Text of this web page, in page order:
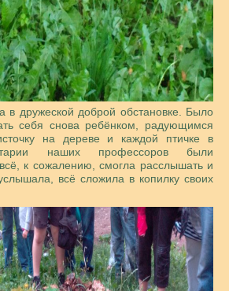
в дружеской доброй обстановке. Было
себя снова ребёнком, радующимся
на дереве и каждой птичке в
наших профессоров были
к сожалению, смогла расслышать и
всё сложила в копилку своих